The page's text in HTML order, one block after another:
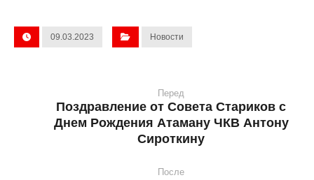
09.03.2023 Новости
Перед
Поздравление от Совета Стариков с
Днем Рождения Атаману ЧКВ Антону
Сироткину
После